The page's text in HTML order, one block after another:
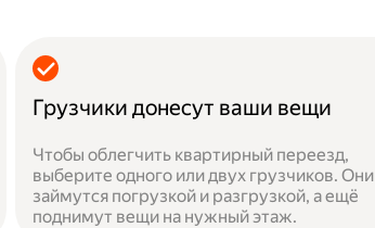
Грузчики донесут ваши вещи
Чтобы облегчить квартирный переезд,
выберите одного или двух грузчиков. Они
займутся погрузкой и разгрузкой, а ещё
поднимут вещи на нужный этаж.